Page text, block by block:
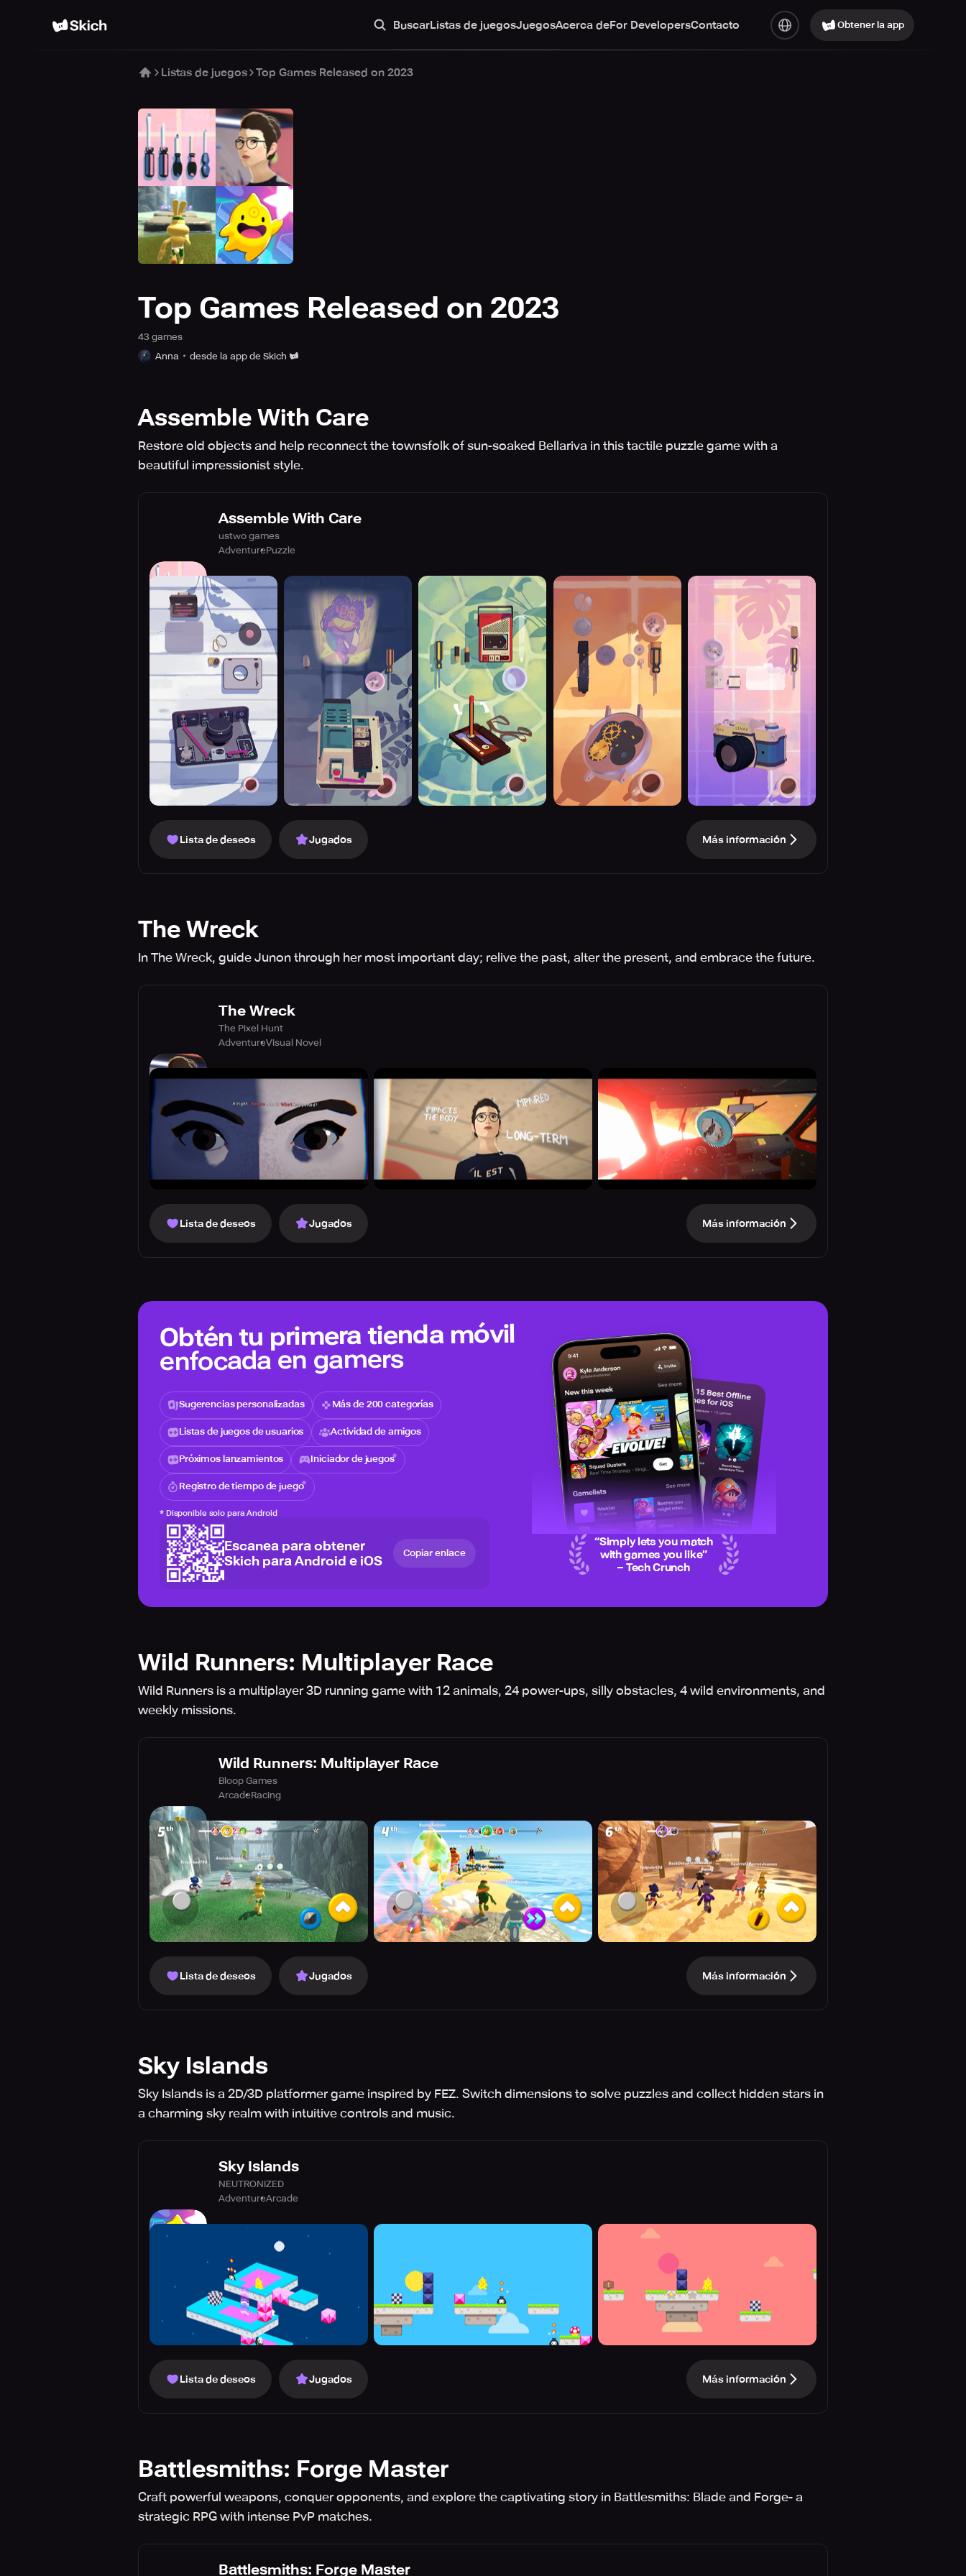
BuscarListas de juegosJuegosAcerca deFor DevelopersContacto Obtener la app
Listas de juegos Top Games Released on 2023
Top Games Released on 2023
43 games
Anna
desde la app de Skich
Assemble With Care
Restore old objects and help reconnect the townsfolk of sun-soaked Bellariva in this tactile puzzle game with a
beautiful impressionist style.
Assemble With Care
ustwo games
AdventurePuzzle
Lista de deseos Jugados Más información
The Wreck
In The Wreck, guide Junon through her most important day; relive the past, alter the present, and embrace the future.
The Wreck
The Pixel Hunt
AdventureVisual Novel
Lista de deseos Jugados Más información
Obtén tu primera tienda móvil
enfocada en gamers
Sugerencias personalizadas Más de 200 categorías
Listas de juegos de usuarios Actividad de amigos
Próximos lanzamientos Iniciador de juegos
Registro de tiempo de juego
* Disponible solo para Android
Escanea para obtener
Skich para Android e iOS
Copiar enlace
“Simply lets you match
with games you like”
– Tech Crunch
Wild Runners: Multiplayer Race
Wild Runners is a multiplayer 3D running game with 12 animals, 24 power-ups, silly obstacles, 4 wild environments, and
weekly missions.
Wild Runners: Multiplayer Race
Bloop Games
ArcadeRacing
Lista de deseos Jugados Más información
Sky Islands
Sky Islands is a 2D/3D platformer game inspired by FEZ. Switch dimensions to solve puzzles and collect hidden stars in
a charming sky realm with intuitive controls and music.
Sky Islands
NEUTRONIZED
AdventureArcade
Lista de deseos Jugados Más información
Battlesmiths: Forge Master
Craft powerful weapons, conquer opponents, and explore the captivating story in Battlesmiths: Blade and Forge- a
strategic RPG with intense PvP matches.
Battlesmiths: Forge Master